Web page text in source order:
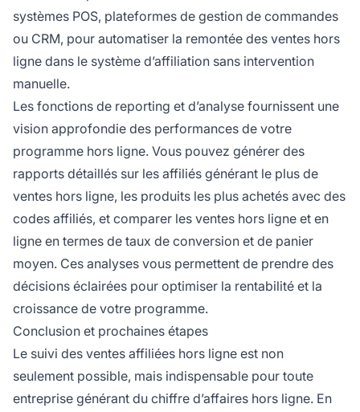
systèmes POS, plateformes de gestion de commandes
ou CRM, pour automatiser la remontée des ventes hors
ligne dans le système d’affiliation sans intervention
manuelle.
Les fonctions de reporting et d’analyse fournissent une
vision approfondie des performances de votre
programme hors ligne. Vous pouvez générer des
rapports détaillés sur les affiliés générant le plus de
ventes hors ligne, les produits les plus achetés avec des
codes affiliés, et comparer les ventes hors ligne et en
ligne en termes de taux de conversion et de panier
moyen. Ces analyses vous permettent de prendre des
décisions éclairées pour optimiser la rentabilité et la
croissance de votre programme.
Conclusion et prochaines étapes
Le suivi des ventes affiliées hors ligne est non
seulement possible, mais indispensable pour toute
entreprise générant du chiffre d’affaires hors ligne. En